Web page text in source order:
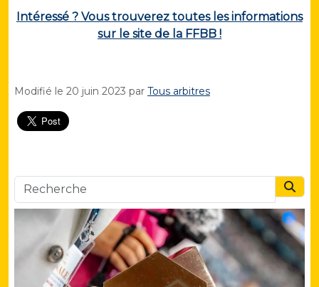
Intéressé ? Vous trouverez toutes les informations
sur le site de la FFBB !
Modifié le 20 juin 2023 par Tous arbitres